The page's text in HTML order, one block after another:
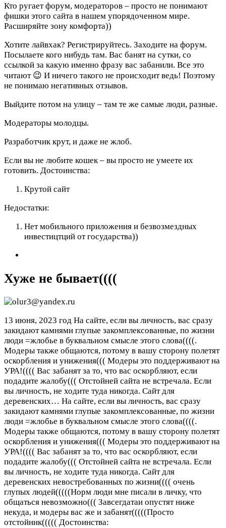
Кто ругает форум, модераторов – просто не понимают
фишки этого сайта в нашем упорядоченном мире.
Расширяйте зону комфорта))
Хотите лайвхак? Регистрируйтесь. Заходите на форум.
Посылаете кого нибудь там. Вас банят на сутки, со
ссылкой за какую именно фразу вас забанили. Все это
читают 😉 И ничего такого не происходит ведь! Поэтому
не понимаю негативных отзывов.
Выйдите потом на улицу – там те же самые люди, разные.
Модераторы молодцы.
Разработчик крут, и даже не жлоб.
Если вы не любите кошек – вы просто не умеете их
готовить. Достоинства:
Крутой сайт
Недостатки:
Нет мобильного приложения и безвозмездных
инвестицтций от государства))
Хуже не бывает((((
13 июня, 2023 год На сайте, если вы личность, вас сразу
закидают камнями глупые закомплексованные, по жизни
люди =жлобье в буквальном смысле этого слова((((.
Модеры также общаются, потому в вашу сторону полетят
оскорбления и унижения((( Модеры это поддерживают на
УРА!(((( Вас забанят за то, что вас оскорбляют, если
подадите жалобу((( Отстойней сайта не встречала. Если
вы личность, не ходите туда никогда. Сайт для
деревенских… На сайте, если вы личность, вас сразу
закидают камнями глупые закомплексованные, по жизни
люди =жлобье в буквальном смысле этого слова((((.
Модеры также общаются, потому в вашу сторону полетят
оскорбления и унижения((( Модеры это поддерживают на
УРА!(((( Вас забанят за то, что вас оскорбляют, если
подадите жалобу((( Отстойней сайта не встречала. Если
вы личность, не ходите туда никогда. Сайт для
деревенских невостребованных по жизни(((( очень
глупых людей(((((Норм люди мне писали в личку, что
общаться невозможно((( Завсегдатаи опустят ниже
некуда, и модеры вас же и забанят(((((Просто
отстойник((((( Достоинства: